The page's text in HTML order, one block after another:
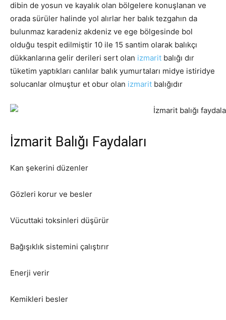
dibin de yosun ve kayalık olan bölgelere konuşlanan ve
orada sürüler halinde yol alırlar her balık tezgahın da
bulunmaz karadeniz akdeniz ve ege bölgesinde bol
olduğu tespit edilmiştir 10 ile 15 santim olarak balıkçı
dükkanlarına gelir derileri sert olan izmarit balığı dır
tüketim yaptıkları canlılar balık yumurtaları midye istiridye
solucanlar olmuştur et obur olan izmarit balığıdır
İzmarit Balığı Faydaları
Kan şekerini düzenler
Gözleri korur ve besler
Vücuttaki toksinleri düşürür
Bağışıklık sistemini çalıştırır
Enerji verir
Kemikleri besler